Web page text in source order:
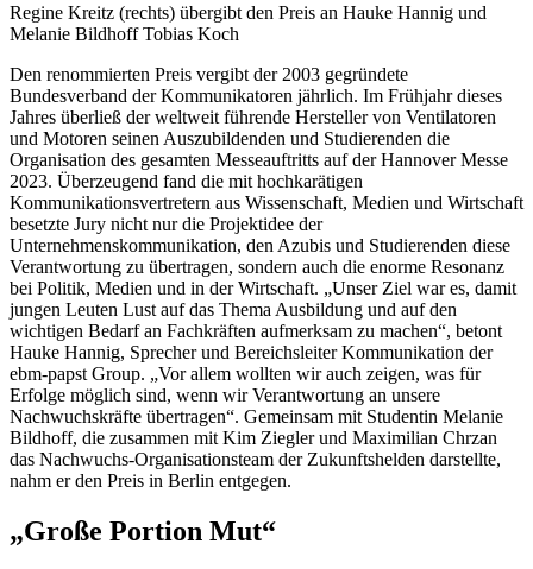
Regine Kreitz (rechts) übergibt den Preis an Hauke Hannig und
Melanie BildhoffTobias Koch
Den renommierten Preis vergibt der 2003 gegründete
Bundesverband der Kommunikatoren jährlich. Im Frühjahr dieses
Jahres überließ der weltweit führende Hersteller von Ventilatoren
und Motoren seinen Auszubildenden und Studierenden die
Organisation des gesamten Messeauftritts auf der Hannover Messe
2023. Überzeugend fand die mit hochkarätigen
Kommunikationsvertretern aus Wissenschaft, Medien und Wirtschaft
besetzte Jury nicht nur die Projektidee der
Unternehmenskommunikation, den Azubis und Studierenden diese
Verantwortung zu übertragen, sondern auch die enorme Resonanz
bei Politik, Medien und in der Wirtschaft. „Unser Ziel war es, damit
jungen Leuten Lust auf das Thema Ausbildung und auf den
wichtigen Bedarf an Fachkräften aufmerksam zu machen“, betont
Hauke Hannig, Sprecher und Bereichsleiter Kommunikation der
ebm-papst Group. „Vor allem wollten wir auch zeigen, was für
Erfolge möglich sind, wenn wir Verantwortung an unsere
Nachwuchskräfte übertragen“. Gemeinsam mit Studentin Melanie
Bildhoff, die zusammen mit Kim Ziegler und Maximilian Chrzan
das Nachwuchs-Organisationsteam der Zukunftshelden darstellte,
nahm er den Preis in Berlin entgegen.
„Große Portion Mut“